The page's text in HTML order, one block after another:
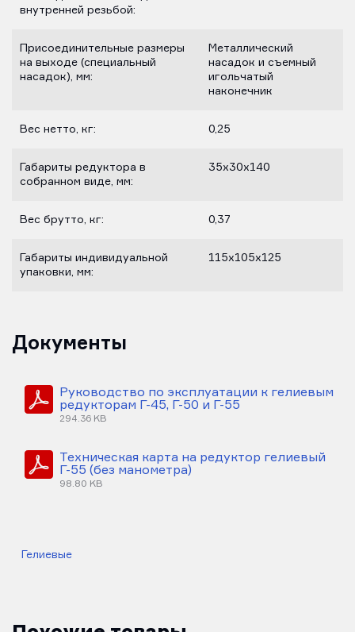
внутренней резьбой:
Присоединительные размеры
на выходе (специальный
насадок), мм:
Металлический
насадок и съемный
игольчатый
наконечник
Вес нетто, кг: 0,25
Габариты редуктора в
собранном виде, мм:
35х30х140
Вес брутто, кг: 0,37
Габариты индивидуальной
упаковки, мм:
115х105х125
Документы
Руководство по эксплуатации к гелиевым
редукторам Г-45, Г-50 и Г-55
294.36 KB
Техническая карта на редуктор гелиевый
Г-55 (без манометра)
98.80 KB
Гелиевые